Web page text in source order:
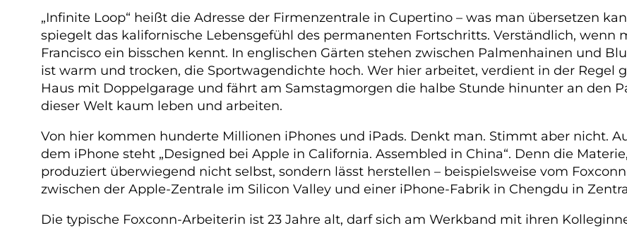
„Infinite Loop“ heißt die Adresse der Firmenzentrale in Cupertino – was man übersetzen
spiegelt das kalifornische Lebensgefühl des permanenten Fortschritts. Verständlich, wenn
Francisco ein bisschen kennt. In englischen Gärten stehen zwischen Palmenhainen und
ist warm und trocken, die Sportwagendichte hoch. Wer hier arbeitet, verdient in der Regel
Haus mit Doppelgarage und fährt am Samstagmorgen die halbe Stunde hinunter an den
dieser Welt kaum leben und arbeiten.
Von hier kommen hunderte Millionen iPhones und iPads. Denkt man. Stimmt aber nicht.
dem iPhone steht „Designed bei Apple in California. Assembled in China“. Denn die
produziert überwiegend nicht selbst, sondern lässt herstellen – beispielsweise vom
zwischen der Apple-Zentrale im Silicon Valley und einer iPhone-Fabrik in Chengdu in
Die typische Foxconn-Arbeiterin ist 23 Jahre alt, darf sich am Werkband mit ihren